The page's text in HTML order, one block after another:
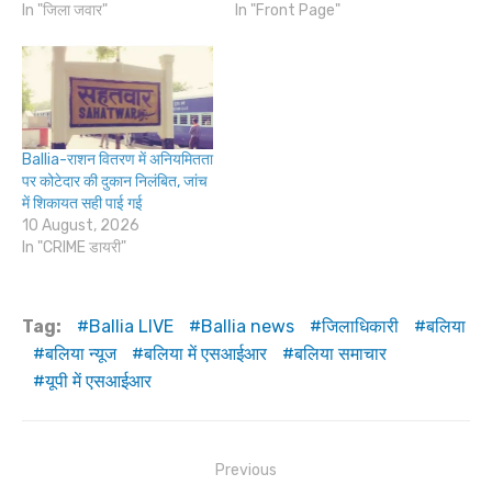
In "जिला जवार"
In "Front Page"
Ballia-राशन वितरण में अनियमितता
पर कोटेदार की दुकान निलंबित, जांच
में शिकायत सही पाई गई
10 August, 2026
In "CRIME डायरी"
Tag: Ballia LIVE Ballia news जिलाधिकारी
बलिया
बलिया न्यूज
बलिया में एसआईआर
बलिया समाचार
यूपी में एसआईआर
Previous